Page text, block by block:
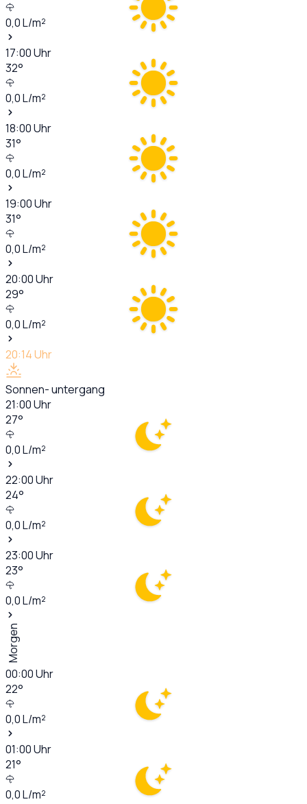
0,0L/m²
17:00Uhr
32°
0,0L/m²
18:00Uhr
31°
0,0L/m²
19:00Uhr
31°
0,0L/m²
20:00Uhr
29°
0,0L/m²
20:14Uhr
Sonnen- untergang
21:00Uhr
27°
0,0L/m²
22:00Uhr
24°
0,0L/m²
23:00Uhr
23°
0,0L/m²
Morgen
00:00Uhr
22°
0,0L/m²
01:00Uhr
21°
0,0L/m²